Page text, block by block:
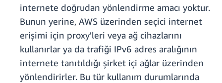
internete doğrudan yönlendirme amacı yoktur.
Bunun yerine, AWS üzerinden seçici internet
erişimi için proxy'leri veya ağ cihazlarını
kullanırlar ya da trafiği IPv6 adres aralığının
internete tanıtıldığı şirket içi ağlar üzerinden
yönlendirirler. Bu tür kullanım durumlarında